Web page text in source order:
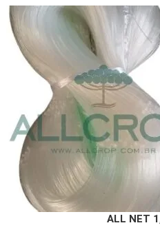
ALL NET